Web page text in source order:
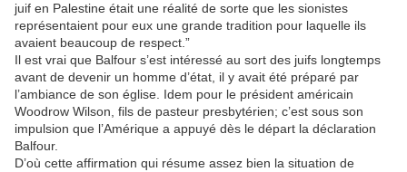
juif en Palestine était une réalité de sorte que les sionistes
représentaient pour eux une grande tradition pour laquelle ils
avaient beaucoup de respect.”
Il est vrai que Balfour s’est intéressé au sort des juifs longtemps
avant de devenir un homme d’état, il y avait été préparé par
l’ambiance de son église. Idem pour le président américain
Woodrow Wilson, fils de pasteur presbytérien; c’est sous son
impulsion que l’Amérique a appuyé dès le départ la déclaration
Balfour.
D’où cette affirmation qui résume assez bien la situation de